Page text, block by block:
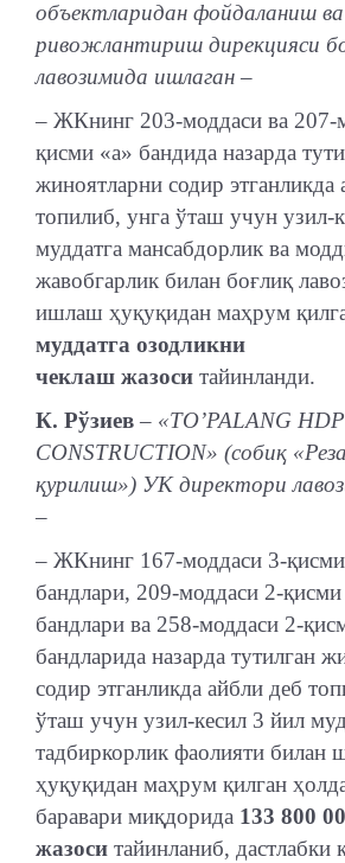
объектларидан фойдаланиш ва
ривожлантириш дирекцияси
лавозимида ишлаган –
– ЖКнинг 203-моддаси ва 207-
қисми «а» бандида назарда
жиноятларни содир этганликда
топилиб, унга ўташ учун узил-
муддатга мансабдорлик ва
жавобгарлик билан боғлиқ
ишлаш ҳуқуқидан маҳрум
муддатга озодликни
чеклаш жазоси тайинланди.
К. Рўзиев – «TO’PALANG
CONSTRUCTION» (собиқ
қурилиш») УК директори
–
– ЖКнинг 167-моддаси 3-
бандлари, 209-моддаси 2-
бандлари ва 258-моддаси 2-
бандларида назарда тутилган
содир этганликда айбли деб
ўташ учун узил-кесил 3 йил
тадбиркорлик фаолияти билан
ҳуқуқидан маҳрум қилган
баравари миқдорида 133 800
жазоси тайинланиб, дастлабки